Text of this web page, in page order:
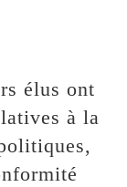
élus ont
à la